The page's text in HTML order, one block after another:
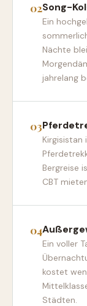
Song-
Ein
Nächte
jahrelang
Kirgisistan
Bergreise
CBT
Ein voller
kostet
Städten.